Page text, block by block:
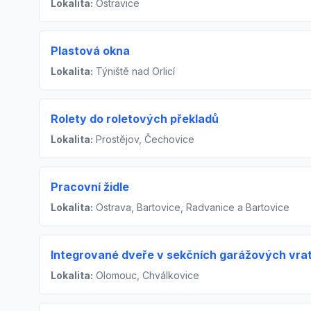
Lokalita: Ostravice
Plastová okna
Lokalita: Týniště nad Orlicí
Rolety do roletových překladů
Lokalita: Prostějov, Čechovice
Pracovní židle
Lokalita: Ostrava, Bartovice, Radvanice a Bartovice
Integrované dveře v sekčních garážových
Lokalita: Olomouc, Chválkovice